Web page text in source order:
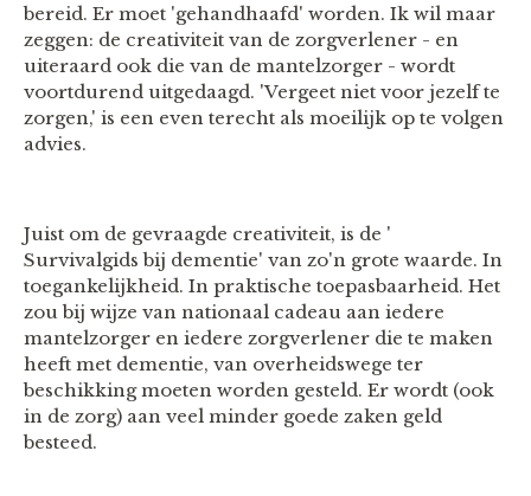
bereid. Er moet 'gehandhaafd' worden. Ik wil maar
zeggen: de creativiteit van de zorgverlener - en
uiteraard ook die van de mantelzorger - wordt
voortdurend uitgedaagd. 'Vergeet niet voor jezelf te
zorgen,' is een even terecht als moeilijk op te volgen
advies.
Juist om de gevraagde creativiteit, is de '
Survivalgids bij dementie' van zo'n grote waarde. In
toegankelijkheid. In praktische toepasbaarheid. Het
zou bij wijze van nationaal cadeau aan iedere
mantelzorger en iedere zorgverlener die te maken
heeft met dementie, van overheidswege ter
beschikking moeten worden gesteld. Er wordt (ook
in de zorg) aan veel minder goede zaken geld
besteed.